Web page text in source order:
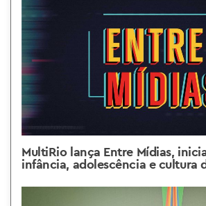
MultiRio lança Entre Mídias,
infância, adolescência e cultura